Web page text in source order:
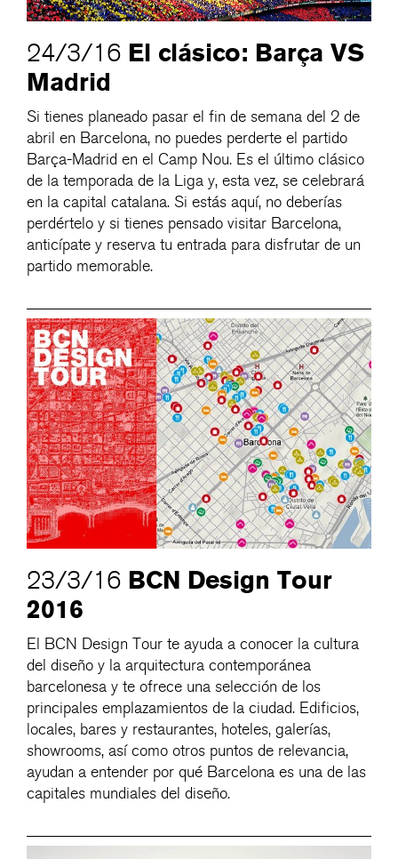
24/3/16 El clásico: Barça VS
Madrid
Si tienes planeado pasar el fin de semana del 2 de
abril en Barcelona, no puedes perderte el partido
Barça-Madrid en el Camp Nou. Es el último clásico
de la temporada de la Liga y, esta vez, se celebrará
en la capital catalana. Si estás aquí, no deberías
perdértelo y si tienes pensado visitar Barcelona,
anticípate y reserva tu entrada para disfrutar de un
partido memorable.
23/3/16 BCN Design Tour
2016
El BCN Design Tour te ayuda a conocer la cultura
del diseño y la arquitectura contemporánea
barcelonesa y te ofrece una selección de los
principales emplazamientos de la ciudad. Edificios,
locales, bares y restaurantes, hoteles, galerías,
showrooms, así como otros puntos de relevancia,
ayudan a entender por qué Barcelona es una de las
capitales mundiales del diseño.